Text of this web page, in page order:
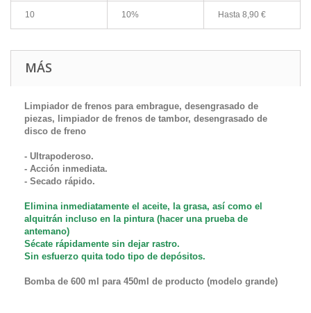
10 10% Hasta 8,90 €
MÁS
Limpiador de frenos para embrague, desengrasado de
piezas, limpiador de frenos de tambor, desengrasado de
disco de freno
- Ultrapoderoso.
- Acción inmediata.
- Secado rápido.
Elimina inmediatamente el aceite, la grasa, así como el
alquitrán incluso en la pintura (hacer una prueba de
antemano)
Sécate rápidamente sin dejar rastro.
Sin esfuerzo quita todo tipo de depósitos.
Bomba de 600 ml para 450ml de producto (modelo grande)